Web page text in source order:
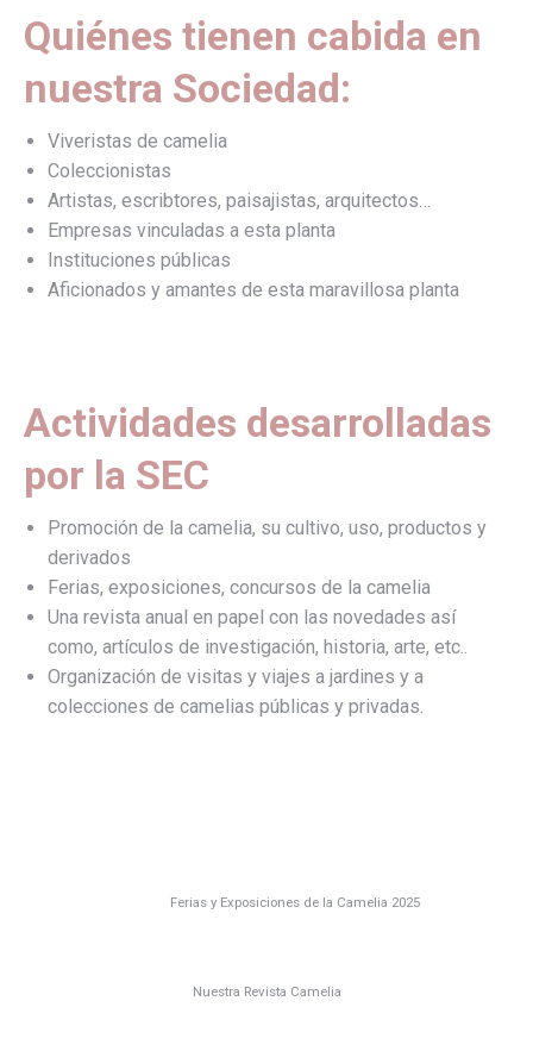
Quiénes tienen cabida en
nuestra Sociedad:
Viveristas de camelia
Coleccionistas
Artistas, escribtores, paisajistas, arquitectos…
Empresas vinculadas a esta planta
Instituciones públicas
Aficionados y amantes de esta maravillosa planta
Actividades desarrolladas
por la SEC
Promoción de la camelia, su cultivo, uso, productos y
derivados
Ferias, exposiciones, concursos de la camelia
Una revista anual en papel con las novedades así
como, artículos de investigación, historia, arte, etc..
Organización de visitas y viajes a jardines y a
colecciones de camelias públicas y privadas.
Ferias y Exposiciones de la Camelia 2025
Nuestra Revista Camelia